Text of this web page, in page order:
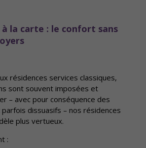
à la carte : le confort sans
résidences services classiques,
sont souvent imposées et
– avec pour conséquence des
dissuasifs – nos résidences
plus vertueux.
: